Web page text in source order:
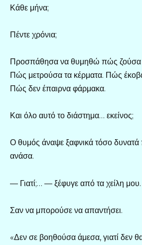
Κάθε μήνα;
Πέντε χρόνια;
Προσπάθησα να θυμηθώ πώς ζούσα
Πώς μετρούσα τα κέρματα. Πώς
Πώς δεν έπαιρνα φάρμακα.
Και όλο αυτό το διάστημα… εκείνος;
Ο θυμός άναψε ξαφνικά τόσο
ανάσα.
— Γιατί;… — ξέφυγε από τα χείλη μου.
Σαν να μπορούσε να απαντήσει.
«Δεν σε βοηθούσα άμεσα, γιατί δεν